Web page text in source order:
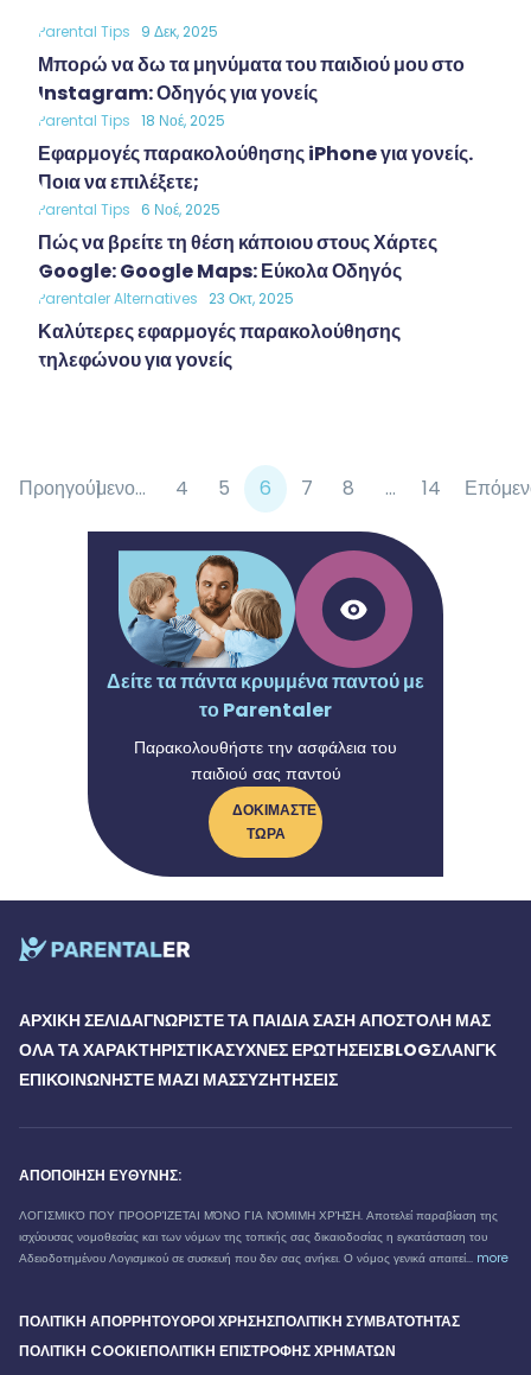
Parental Tips 9 Δεκ, 2025
Μπορώ να δω τα μηνύματα του παιδιού μου στο
Instagram: Οδηγός για γονείς
Parental Tips 18 Νοέ, 2025
Εφαρμογές παρακολούθησης iPhone για γονείς.
Ποια να επιλέξετε;
Parental Tips 6 Νοέ, 2025
Πώς να βρείτε τη θέση κάποιου στους Χάρτες
Google: Google Maps: Εύκολα Οδηγός
Parentaler Alternatives 23 Οκτ, 2025
Καλύτερες εφαρμογές παρακολούθησης
τηλεφώνου για γονείς
Προηγούμενο
1 ... 4 5 6 7 8 ... 14
Δείτε τα πάντα κρυμμένα παντού με
το Parentaler
Παρακολουθήστε την ασφάλεια του
παιδιού σας παντού
ΔΟΚΙΜΆΣΤΕ
ΤΏΡΑ
ΑΡΧΙΚΉ ΣΕΛΊΔΑΓΝΩΡΊΣΤΕ ΤΑ ΠΑΙΔΙΆ ΣΑΣΗ ΑΠΟΣΤΟΛΉ ΜΑΣ
ΌΛΑ ΤΑ ΧΑΡΑΚΤΗΡΙΣΤΙΚΆΣΥΧΝΈΣ ΕΡΩΤΉΣΕΙΣBLOGΣΛΑΝΓΚ
ΕΠΙΚΟΙΝΩΝΉΣΤΕ ΜΑΖΊ ΜΑΣΣΥΖΗΤΉΣΕΙΣ
ΑΠΟΠΟΊΗΣΗ ΕΥΘΎΝΗΣ:
ΛΟΓΙΣΜΙΚΌ ΠΟΥ ΠΡΟΟΡΊΖΕΤΑΙ ΜΌΝΟ ΓΙΑ ΝΌΜΙΜΗ ΧΡΉΣΗ. Αποτελεί παραβίαση της
ισχύουσας νομοθεσίας και των νόμων της τοπικής σας δικαιοδοσίας η εγκατάσταση του
Αδειοδοτημένου Λογισμικού σε συσκευή που δεν σας ανήκει. Ο νόμος γενικά απαιτεί... more
ΠΟΛΙΤΙΚΉ ΑΠΟΡΡΉΤΟΥΌΡΟΙ ΧΡΉΣΗΣΠΟΛΙΤΙΚΉ ΣΥΜΒΑΤΌΤΗΤΑΣ
ΠΟΛΙΤΙΚΉ COOKIEΠΟΛΙΤΙΚΉ ΕΠΙΣΤΡΟΦΉΣ ΧΡΗΜΆΤΩΝ